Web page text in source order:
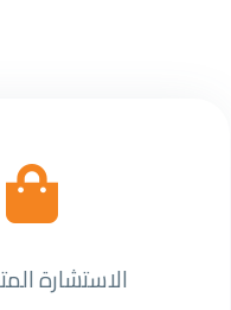
الاستشارة